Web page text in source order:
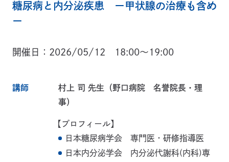
糖尿病と内分泌疾患 ー甲状腺の治療も含め
ー
開催日 2026/05/12 18:00～19:00
講師
村上 司 先生（野口病院 名誉院長・理
事）
【プロフィール】
日本糖尿病学会 専門医・研修指導医
日本内分泌学会 内分泌代謝科(内科)専